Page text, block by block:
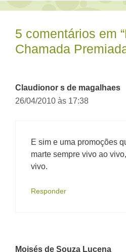
5 comentários em
Chamada
Claudionor s de magalhaes
26/04/2010 às 17:38
E sim e uma promoções
marte sempre vivo ao
vivo.
Responder
Moisés de Souza Lucena